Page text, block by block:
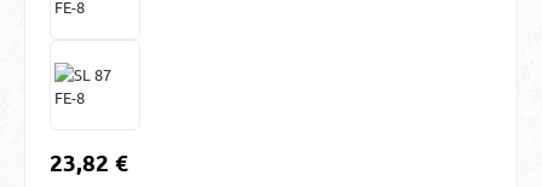
Regulärer Preis:
23,82 €